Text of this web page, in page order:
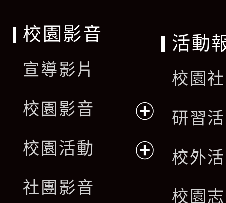
校園影音
宣導影片
校園影音
開
校園活動
社團影音
活動
校園
研習
校外
校園